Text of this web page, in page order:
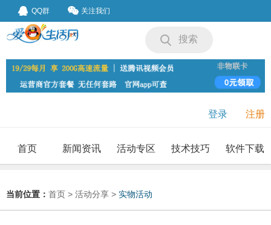
QQ群 关注我们
搜索
登录 注册
首页 新闻资讯 活动专区 技术技巧 软件下载
当前位置： 首页 > 活动分享 > 实物活动